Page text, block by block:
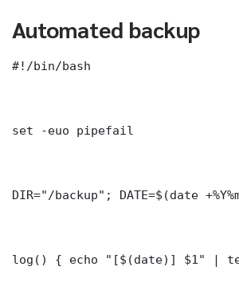
Automated backup
#!/bin/bash
set -euo pipefail
DIR="/backup"; DATE=$(date
log() { echo "[$(date)] $1" |